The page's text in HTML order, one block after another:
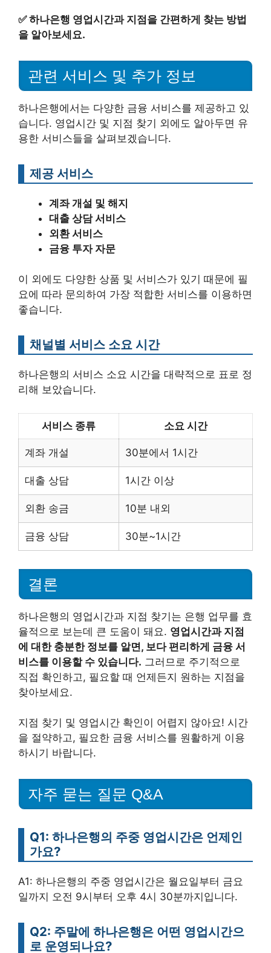
✅하나은행 영업시간과 지점을 간편하게 찾는 방법
을 알아보세요.
관련 서비스 및 추가 정보
하나은행에서는 다양한 금융 서비스를 제공하고 있
습니다. 영업시간 및 지점 찾기 외에도 알아두면 유
용한 서비스들을 살펴보겠습니다.
제공 서비스
계좌 개설 및 해지
대출 상담 서비스
외환 서비스
금융 투자 자문
이 외에도 다양한 상품 및 서비스가 있기 때문에 필
요에 따라 문의하여 가장 적합한 서비스를 이용하면
좋습니다.
채널별 서비스 소요 시간
하나은행의 서비스 소요 시간을 대략적으로 표로 정
리해 보았습니다.
서비스 종류 소요 시간
계좌 개설 30분에서 1시간
대출 상담 1시간 이상
외환 송금 10분 내외
금융 상담 30분~1시간
결론
하나은행의 영업시간과 지점 찾기는 은행 업무를 효
율적으로 보는데 큰 도움이 돼요. 영업시간과 지점
에 대한 충분한 정보를 알면, 보다 편리하게 금융 서
비스를 이용할 수 있습니다. 그러므로 주기적으로
직접 확인하고, 필요할 때 언제든지 원하는 지점을
찾아보세요.
지점 찾기 및 영업시간 확인이 어렵지 않아요! 시간
을 절약하고, 필요한 금융 서비스를 원활하게 이용
하시기 바랍니다.
자주 묻는 질문 Q&A
Q1: 하나은행의 주중 영업시간은 언제인
가요?
A1: 하나은행의 주중 영업시간은 월요일부터 금요
일까지 오전 9시부터 오후 4시 30분까지입니다.
Q2: 주말에 하나은행은 어떤 영업시간으
로 운영되나요?